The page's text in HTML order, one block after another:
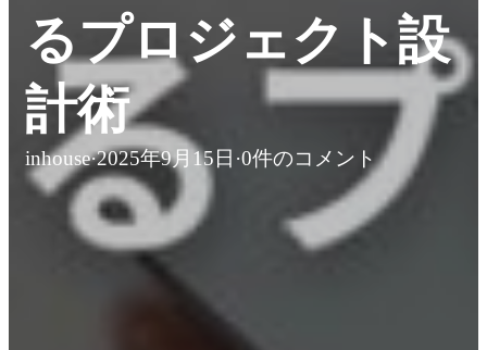
るプロジェクト設
計術
inhouse·2025年9月15日 ·0件のコメント